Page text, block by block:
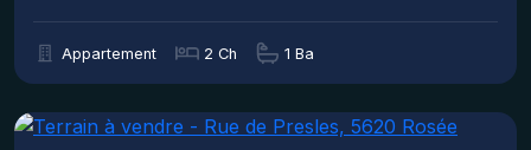
Appartement 2 Ch 1 Ba